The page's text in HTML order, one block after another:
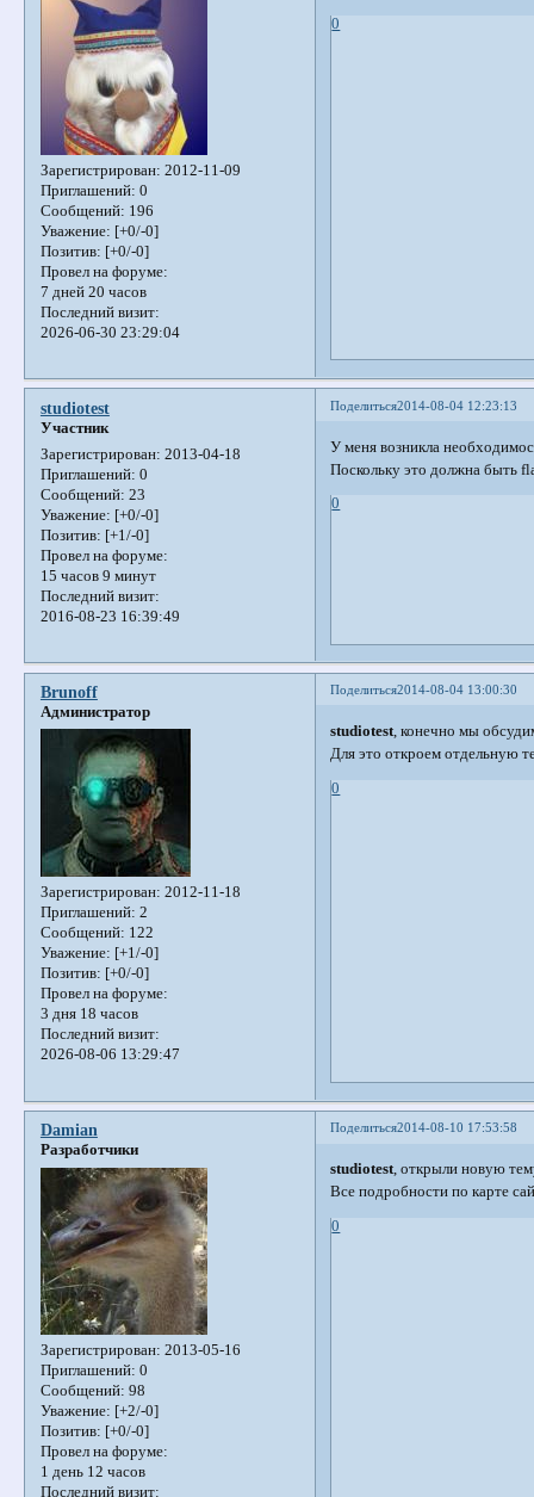
Зарегистрирован: 2012-11-09
Приглашений: 0
Сообщений: 196
Уважение: [+0/-0]
Позитив: [+0/-0]
Провел на форуме:
7 дней 20 часов
Последний визит:
2026-06-30 23:29:04
0
Поделиться2014-08-04 12:23:13
studiotest
Участник
Зарегистрирован: 2013-04-18
Приглашений: 0
Сообщений: 23
Уважение: [+0/-0]
Позитив: [+1/-0]
Провел на форуме:
15 часов 9 минут
Последний визит:
2016-08-23 16:39:49
У меня возникла
Поскольку это должна быть
0
Поделиться2014-08-04 13:00:30
Brunoff
Администратор
Зарегистрирован: 2012-11-18
Приглашений: 2
Сообщений: 122
Уважение: [+1/-0]
Позитив: [+0/-0]
Провел на форуме:
3 дня 18 часов
Последний визит:
2026-08-06 13:29:47
studiotest, конечно мы
Для это откроем отдельную
0
Поделиться2014-08-10 17:53:58
Damian
Разработчики
Зарегистрирован: 2013-05-16
Приглашений: 0
Сообщений: 98
Уважение: [+2/-0]
Позитив: [+0/-0]
Провел на форуме:
1 день 12 часов
Последний визит:
studiotest, открыли новую
Все подробности по карте
0